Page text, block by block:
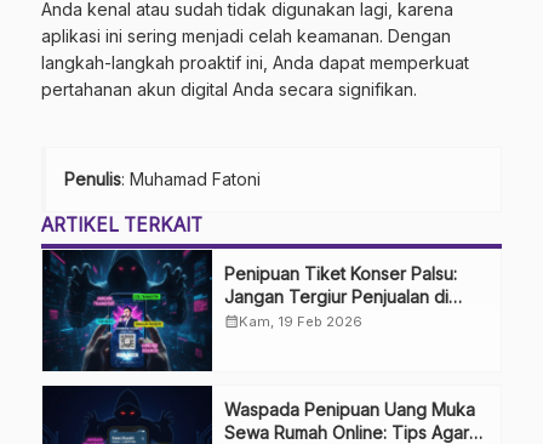
Anda kenal atau sudah tidak digunakan lagi, karena
aplikasi ini sering menjadi celah keamanan. Dengan
langkah-langkah proaktif ini, Anda dapat memperkuat
pertahanan akun digital Anda secara signifikan.
Penulis: Muhamad Fatoni
ARTIKEL TERKAIT
Penipuan Tiket Konser Palsu:
Jangan Tergiur Penjualan di
Media Sosial
calendar_monthKam, 19 Feb 2026
Waspada Penipuan Uang Muka
Sewa Rumah Online: Tips Agar